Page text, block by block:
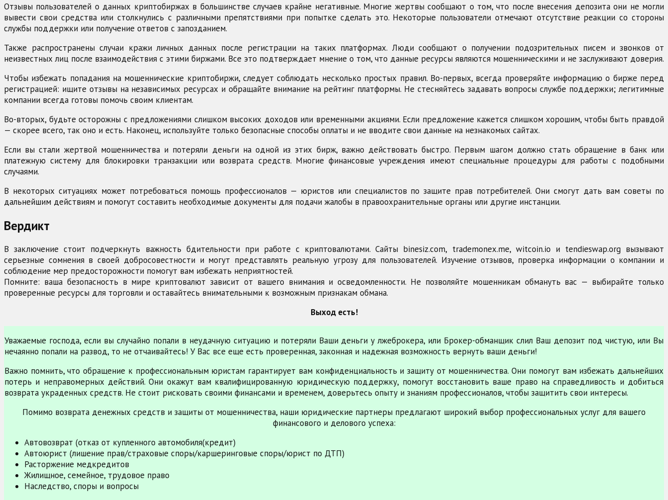
Отзывы пользователей о данных криптобиржах в большинстве случаев крайне негативные. Многие жертвы сообщают о том, что после внесения депозита они не могли
вывести свои средства или столкнулись с различными препятствиями при попытке сделать это. Некоторые пользователи отмечают отсутствие реакции со стороны
службы поддержки или получение ответов с запозданием.
Также распространены случаи кражи личных данных после регистрации на таких платформах. Люди сообщают о получении подозрительных писем и звонков от
неизвестных лиц после взаимодействия с этими биржами. Все это подтверждает мнение о том, что данные ресурсы являются мошенническими и не заслуживают доверия.
Чтобы избежать попадания на мошеннические криптобиржи, следует соблюдать несколько простых правил. Во-первых, всегда проверяйте информацию о бирже перед
регистрацией: ищите отзывы на независимых ресурсах и обращайте внимание на рейтинг платформы. Не стесняйтесь задавать вопросы службе поддержки; легитимные
компании всегда готовы помочь своим клиентам.
Во-вторых, будьте осторожны с предложениями слишком высоких доходов или временными акциями. Если предложение кажется слишком хорошим, чтобы быть правдой
— скорее всего, так оно и есть. Наконец, используйте только безопасные способы оплаты и не вводите свои данные на незнакомых сайтах.
Если вы стали жертвой мошенничества и потеряли деньги на одной из этих бирж, важно действовать быстро. Первым шагом должно стать обращение в банк или
платежную систему для блокировки транзакции или возврата средств. Многие финансовые учреждения имеют специальные процедуры для работы с подобными
случаями.
В некоторых ситуациях может потребоваться помощь профессионалов — юристов или специалистов по защите прав потребителей. Они смогут дать вам советы по
дальнейшим действиям и помогут составить необходимые документы для подачи жалобы в правоохранительные органы или другие инстанции.
Вердикт
В заключение стоит подчеркнуть важность бдительности при работе с криптовалютами. Сайты binesiz.com, trademonex.me, witcoin.io и tendieswap.org вызывают
серьезные сомнения в своей добросовестности и могут представлять реальную угрозу для пользователей. Изучение отзывов, проверка информации о компании и
соблюдение мер предосторожности помогут вам избежать неприятностей.
Помните: ваша безопасность в мире криптовалют зависит от вашего внимания и осведомленности. Не позволяйте мошенникам обмануть вас — выбирайте только
проверенные ресурсы для торговли и оставайтесь внимательными к возможным признакам обмана.
Выход есть!
Уважаемые господа, если вы случайно попали в неудачную ситуацию и потеряли Ваши деньги у лжеброкера, или Брокер-обманщик слил Ваш депозит под чистую, или Вы
нечаянно попали на развод, то не отчаивайтесь! У Вас все еще есть проверенная, законная и надежная возможность вернуть ваши деньги!
Важно помнить, что обращение к профессиональным юристам гарантирует вам конфиденциальность и защиту от мошенничества. Они помогут вам избежать дальнейших
потерь и неправомерных действий. Они окажут вам квалифицированную юридическую поддержку, помогут восстановить ваше право на справедливость и добиться
возврата украденных средств. Не стоит рисковать своими финансами и временем, доверьтесь опыту и знаниям профессионалов, чтобы защитить свои интересы.
Помимо возврата денежных средств и защиты от мошенничества, наши юридические партнеры предлагают широкий выбор профессиональных услуг для вашего
финансового и делового успеха:
Автовозврат (отказ от купленного автомобиля(кредит)
Автоюрист (лишение прав/страховые споры/каршеринговые споры/юрист по ДТП)
Расторжение медкредитов
Жилищное, семейное, трудовое право
Наследство, споры и вопросы